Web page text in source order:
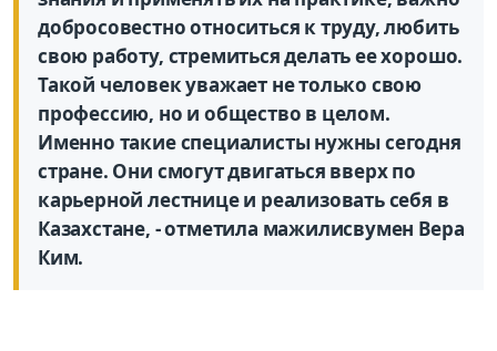
добросовестно относиться к труду, любить
свою работу, стремиться делать ее хорошо.
Такой человек уважает не только свою
профессию, но и общество в целом.
Именно такие специалисты нужны сегодня
стране. Они смогут двигаться вверх по
карьерной лестнице и реализовать себя в
Казахстане, - отметила мажилисвумен Вера
Ким.